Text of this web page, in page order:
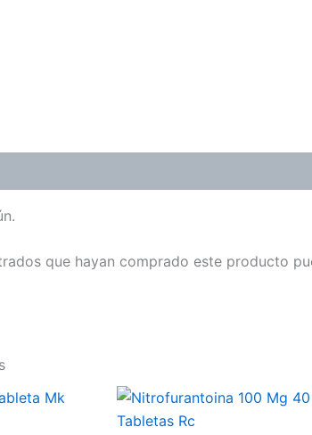
que hayan comprado este producto